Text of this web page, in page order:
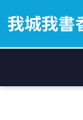
我城我書